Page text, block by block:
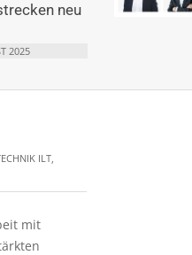
neu
2025
ILT,
mit